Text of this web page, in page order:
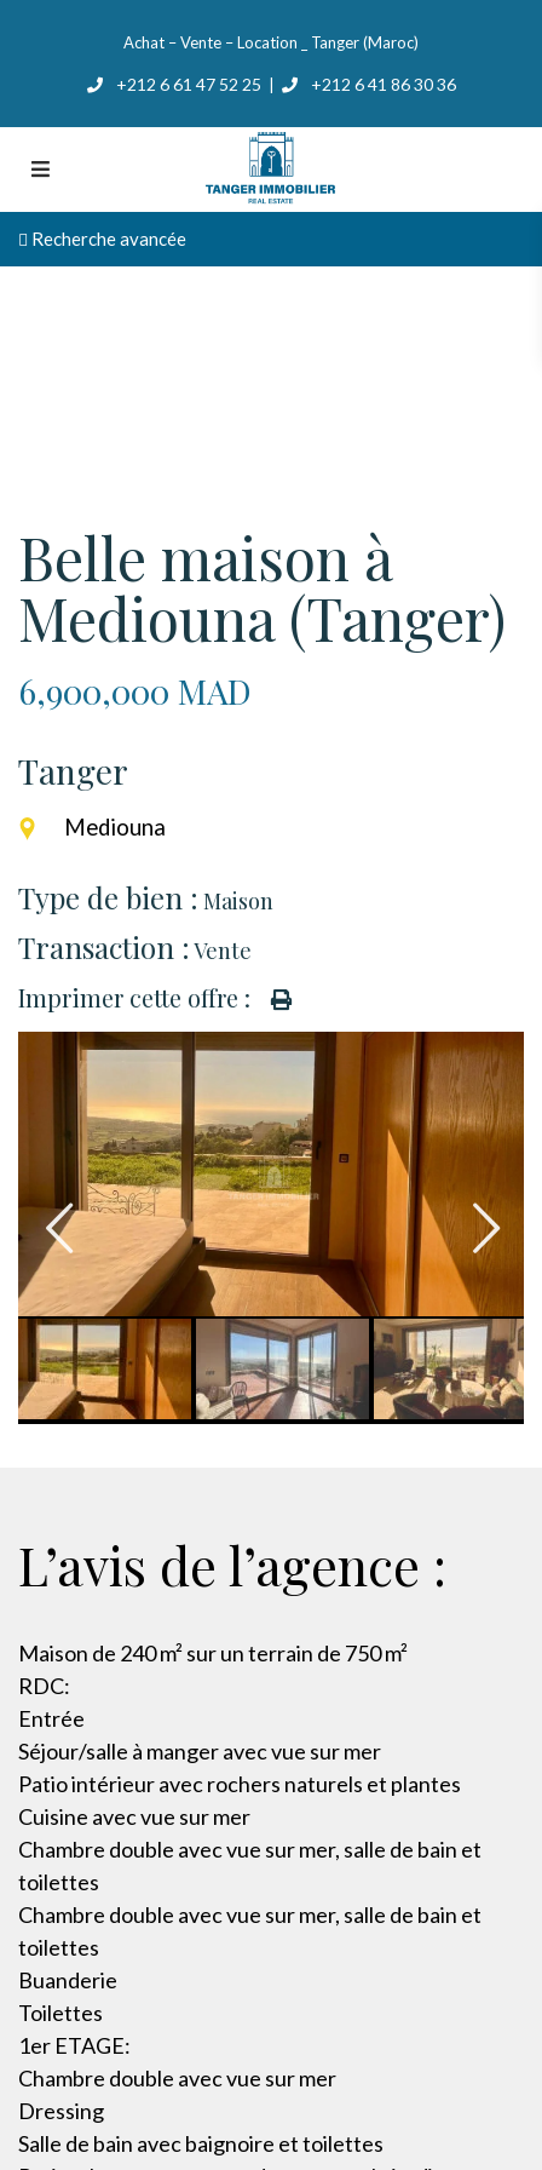
Achat – Vente – Location _ Tanger (Maroc)
+212 6 61 47 52 25 +212 6 41 86 30 36
Recherche avancée
Belle maison à
Mediouna (Tanger)
6,900,000 MAD
Tanger
Mediouna
Type de bien : Maison
Transaction : Vente
Imprimer cette offre :
L’avis de l’agence :
Maison de 240 m² sur un terrain de 750 m²
RDC:
Entrée
Séjour/salle à manger avec vue sur mer
Patio intérieur avec rochers naturels et plantes
Cuisine avec vue sur mer
Chambre double avec vue sur mer, salle de bain et
toilettes
Chambre double avec vue sur mer, salle de bain et
toilettes
Buanderie
Toilettes
1er ETAGE:
Chambre double avec vue sur mer
Dressing
Salle de bain avec baignoire et toilettes